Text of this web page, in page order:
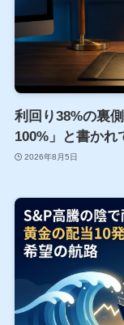
利回り38%の裏
100%」と書かれ
2026年8月5日